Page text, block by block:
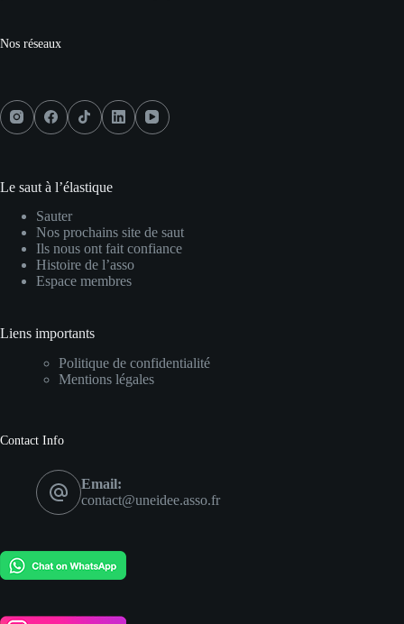
Nos réseaux
Le saut à l’élastique
Sauter
Nos prochains site de saut
Ils nous ont fait confiance
Histoire de l’asso
Espace membres
Liens importants
Politique de confidentialité
Mentions légales
Contact Info
Email:
contact@uneidee.asso.fr